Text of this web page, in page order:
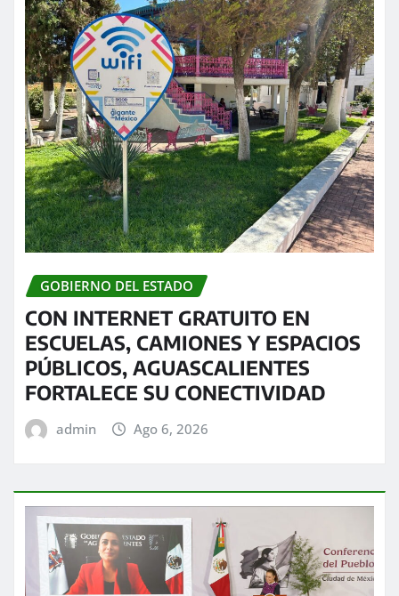
GOBIERNO DEL ESTADO
CON INTERNET GRATUITO EN
ESCUELAS, CAMIONES Y ESPACIOS
PÚBLICOS, AGUASCALIENTES
FORTALECE SU CONECTIVIDAD
admin Ago 6, 2026